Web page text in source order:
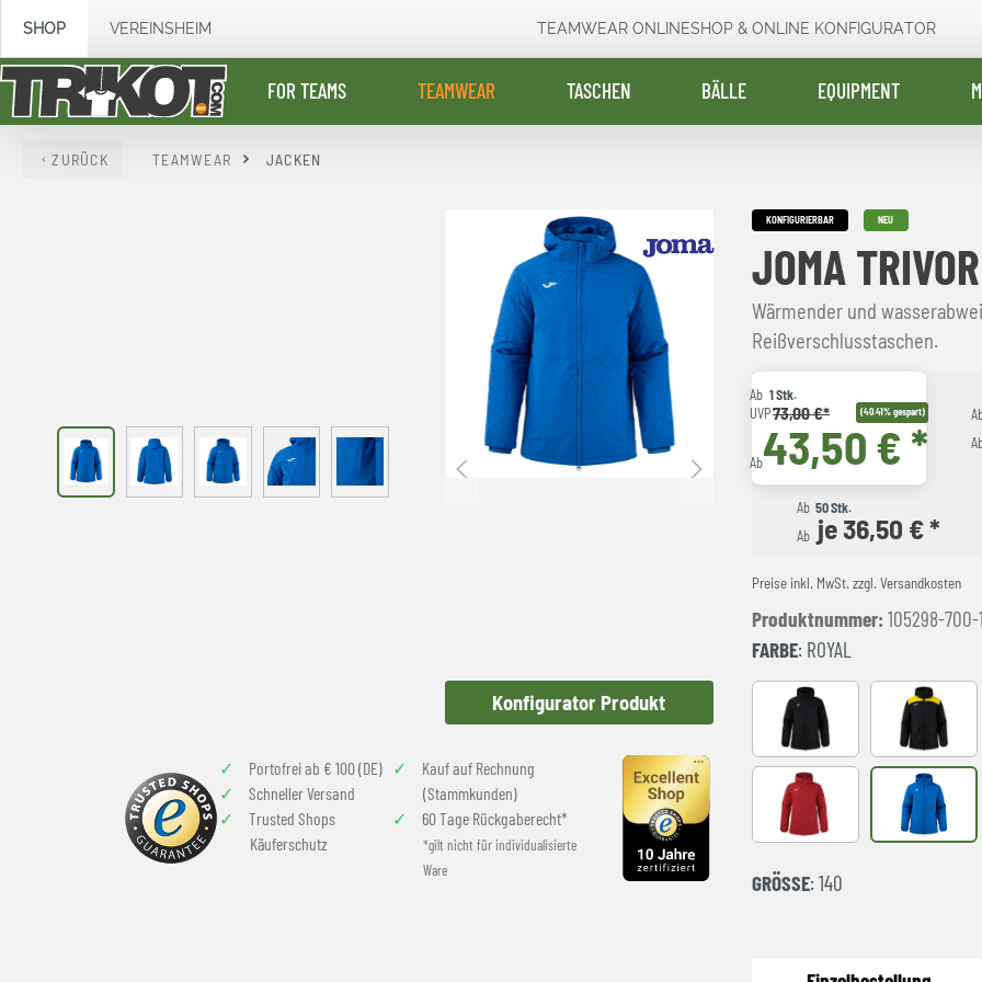
Zur Hauptnavigation springen
SHOP VEREINSHEIM TEAMWEAR ONLINESHOP & ONLINE KONFIGURATOR
FOR TEAMS TEAMWEAR TASCHEN BÄLLE EQUIPMENT
ZURÜCK TEAMWEAR JACKEN
Konfigurator Produkt
Portofrei ab € 100 (DE)
Schneller Versand
Trusted Shops
Käuferschutz
Kauf auf Rechnung
(Stammkunden)
60 Tage Rückgaberecht*
*gilt nicht für individualisierte
Ware
KONFIGURIERBAR NEU
JOMA
Wärmender und
Reißverschlusstaschen.
Ab 1 Stk.
UVP73,00 €* (40.41% gespart)
Ab43,50 € *
Ab 50 Stk.
Ab je 36,50 € *
Preise inkl. MwSt. zzgl. Versandkosten
Produktnummer: 105298-700-
FARBE: ROYAL
Black BLACK-
RED royal
GRÖSSE : 140